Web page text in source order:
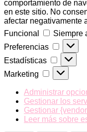
comportamiento de
en este sitio. No
afectar negativamente
Funcional
Siempre
Preferencias
Estadísticas
Marketing Marketing
Administrar
Gestionar los
Gestionar
Leer más sobre